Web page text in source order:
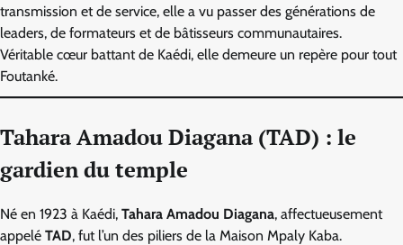
transmission et de service, elle a vu passer des générations de
leaders, de formateurs et de bâtisseurs communautaires.
Véritable cœur battant de Kaédi, elle demeure un repère pour tout
Foutanké.
Tahara Amadou Diagana (TAD) : le
gardien du temple
Né en 1923 à Kaédi, Tahara Amadou Diagana, affectueusement
appelé TAD, fut l’un des piliers de la Maison Mpaly Kaba.